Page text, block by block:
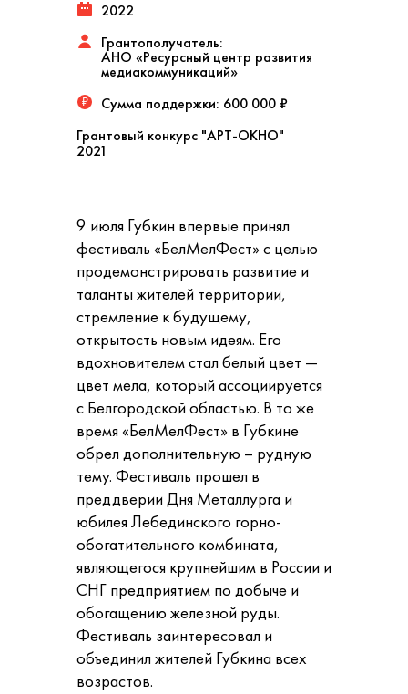
Грантовый конкурс "АРТ-ОКНО"
2021
2022
Грантополучатель:
АНО «Ресурсный центр развития
медиакоммуникаций»
₽ Сумма поддержки: 600 000 ₽
9 июля Губкин впервые принял
фестиваль «БелМелФест» с целью
продемонстрировать развитие и
таланты жителей территории,
стремление к будущему,
открытость новым идеям. Его
вдохновителем стал белый цвет —
цвет мела, который ассоциируется
с Белгородской областью. В то же
время «БелМелФест» в Губкине
обрел дополнительную – рудную
тему. Фестиваль прошел в
преддверии Дня Металлурга и
юбилея Лебединского горно-
обогатительного комбината,
являющегося крупнейшим в России и
СНГ предприятием по добыче и
обогащению железной руды.
Фестиваль заинтересовал и
объединил жителей Губкина всех
возрастов.